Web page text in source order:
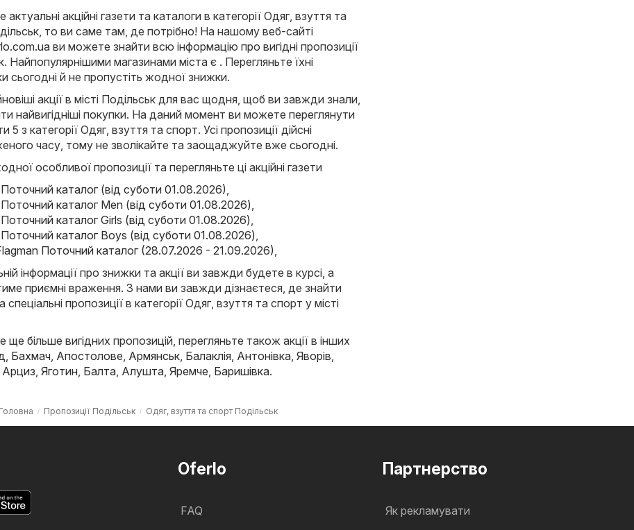
акційні газети та каталоги в категорії Одяг, взуття та
то ви саме там, де потрібно! На нашому веб-сайті
ви можете знайти всю інформацію про вигідні пропозиції
Найпопулярнішими магазинами міста є . Перегляньте їхні
сьогодні й не пропустіть жодної знижки.
акції в місті Подільськ для вас щодня, щоб ви завжди знали,
найвигідніші покупки. На даний момент ви можете переглянути
5 з категорії Одяг, взуття та спорт. Усі пропозиції дійсні
часу, тому не зволікайте та заощаджуйте вже сьогодні.
особливої пропозиції та перегляньте ці акційні газети
каталог (від суботи 01.08.2026)
каталог Men (від суботи 01.08.2026)
каталог Girls (від суботи 01.08.2026)
каталог Boys (від суботи 01.08.2026)
Поточний каталог (28.07.2026 - 21.09.2026)
інформації про знижки та акції ви завжди будете в курсі, а
приємні враження. З нами ви завжди дізнаєтеся, де знайти
спеціальні пропозиції в категорії Одяг, взуття та спорт у місті
більше вигідних пропозицій, перегляньте також акції в інших
Бахмач Апостолове Армянськ Балаклія Антонівка Яворів
Арциз Яготин Балта Алушта Яремче Баришівка.
Головна Пропозиції Подільськ Одяг, взуття та спорт Подільськ
Oferlo
FAQ
Партнерство
Як рекламувати